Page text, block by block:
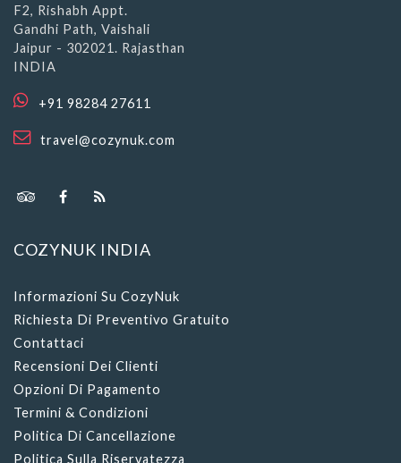
F2, Rishabh Appt.
Gandhi Path, Vaishali
Jaipur - 302021. Rajasthan
INDIA
+91 98284 27611
travel@cozynuk.com
COZYNUK INDIA
Informazioni Su CozyNuk
Richiesta Di Preventivo Gratuito
Contattaci
Recensioni Dei Clienti
Opzioni Di Pagamento
Termini & Condizioni
Politica Di Cancellazione
Politica Sulla Riservatezza